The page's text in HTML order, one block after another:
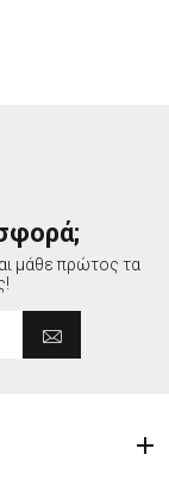
μάθε πρώτος τα